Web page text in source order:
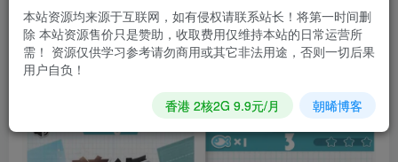
您当前未登录！建议登陆后购买，可保存购买订单
Cocos源码 剪纸大师120关CocosCreator游戏源码完整游戏
本站资源均来源于互联网，如有侵权请联系站长！将第一时间删
除 本站资源售价只是赞助，收取费用仅维持本站的日常运营所
需！ 资源仅供学习参考请勿商用或其它非法用途，否则一切后果
用户自负！
香港 2核2G 9.9元/月 朝晞博客